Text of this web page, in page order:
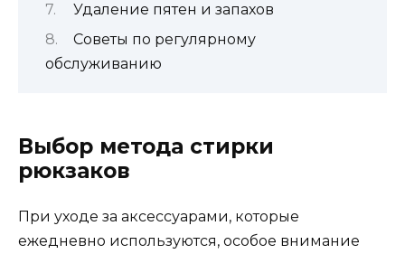
Удаление пятен и запахов
Советы по регулярному
обслуживанию
Выбор метода стирки
рюкзаков
При уходе за аксессуарами, которые
ежедневно используются, особое внимание